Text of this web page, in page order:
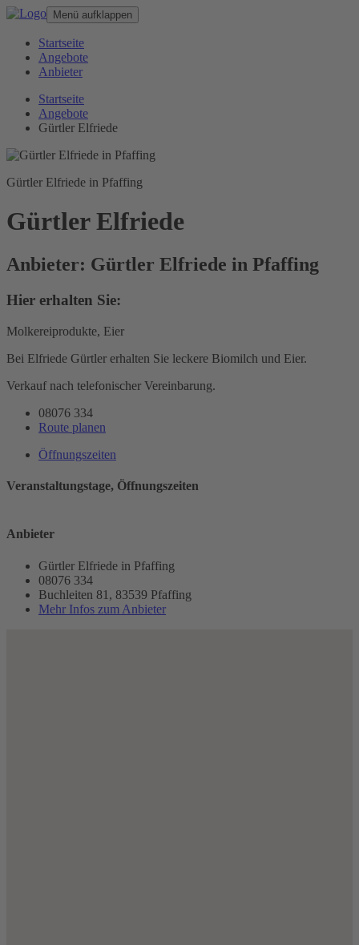
Menü aufklappen
Startseite
Angebote
Anbieter
Startseite
Angebote
Gürtler Elfriede
Gürtler Elfriede in Pfaffing
Gürtler Elfriede
Anbieter: Gürtler Elfriede in Pfaffing
Hier erhalten Sie:
Molkereiprodukte, Eier
Bei Elfriede Gürtler erhalten Sie leckere Biomilch und Eier.
Verkauf nach telefonischer Vereinbarung.
08076 334
Route planen
Öffnungszeiten
Veranstaltungstage, Öffnungszeiten
Anbieter
Gürtler Elfriede in Pfaffing
08076 334
Buchleiten 81, 83539 Pfaffing
Mehr Infos zum Anbieter